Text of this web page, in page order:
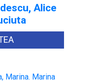
Alice